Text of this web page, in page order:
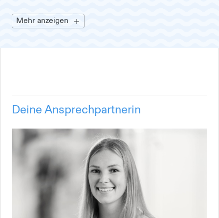
Mehr anzeigen
Deine Ansprechpartnerin